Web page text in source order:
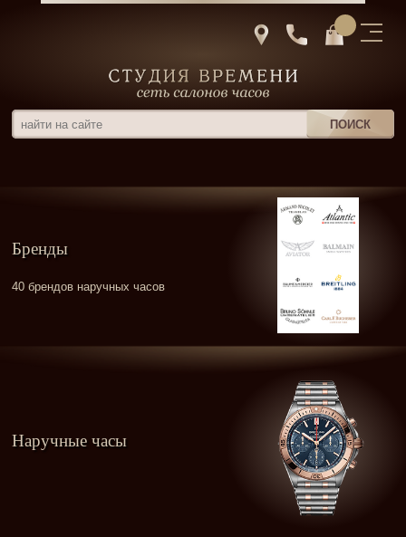
Бренды
40 брендов наручных часов
Наручные часы